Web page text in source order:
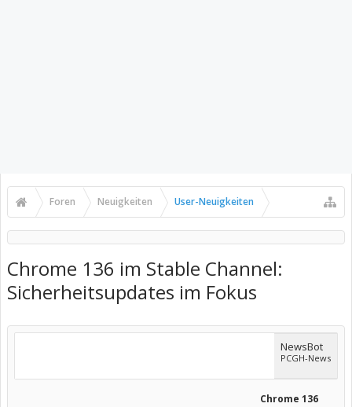
Foren Neuigkeiten User-Neuigkeiten
Chrome 136 im Stable Channel:
Sicherheitsupdates im Fokus
NewsBot
PCGH-News
Chrome 136